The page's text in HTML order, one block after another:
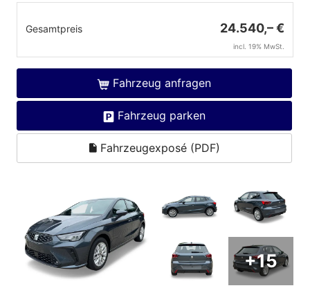
Gesamtpreis 24.540,– €
incl. 19% MwSt.
Fahrzeug anfragen
Fahrzeug parken
Fahrzeugexposé (PDF)
+15